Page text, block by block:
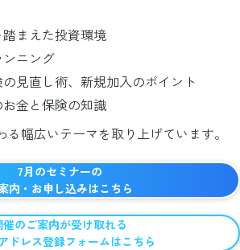
まえた投資環境
ンニング
見直し術、新規加入のポイント
金と保険の知識
幅広いテーマを取り上げています。
7月のセミナーの
内・お申し込みはこちら
催のご案内が受け取れる
ドレス登録フォームはこちら